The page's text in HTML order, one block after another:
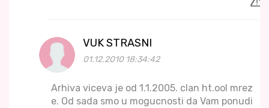
VUK STRASNI
01.12.2010 18:34:42
Arhiva viceva je od 1.1.2005. clan ht.ool mrez
e. Od sada smo u mogucnosti da Vam ponudi